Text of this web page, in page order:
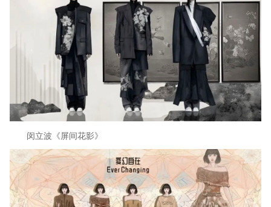
闵立波《屏间花影》